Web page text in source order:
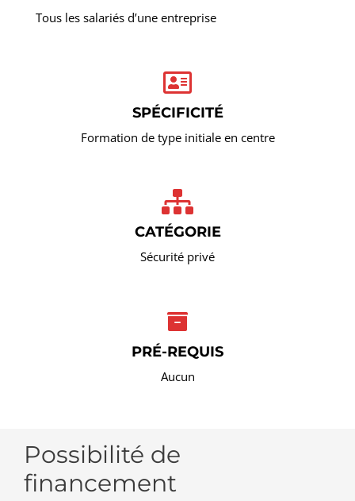
Tous les salariés d’une entreprise
SPÉCIFICITÉ
Formation de type initiale en centre
CATÉGORIE
Sécurité privé
PRÉ-REQUIS
Aucun
Possibilité de
financement